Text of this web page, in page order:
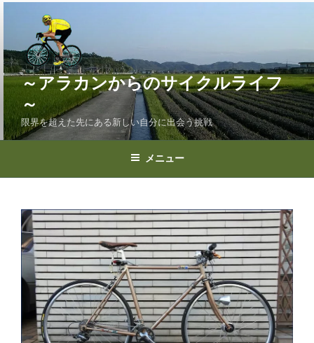
ン
ツ
キ
ッ
～アラカンからのサイクルライフ
～
限界を超えた先にある新しい自分に出会う挑戦
メニュー